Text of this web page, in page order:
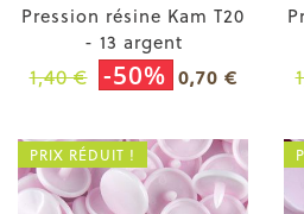
Pression résine Kam T20
- 13 argent
1,40 € -50% 0,70 €
PRIX RÉDUIT !